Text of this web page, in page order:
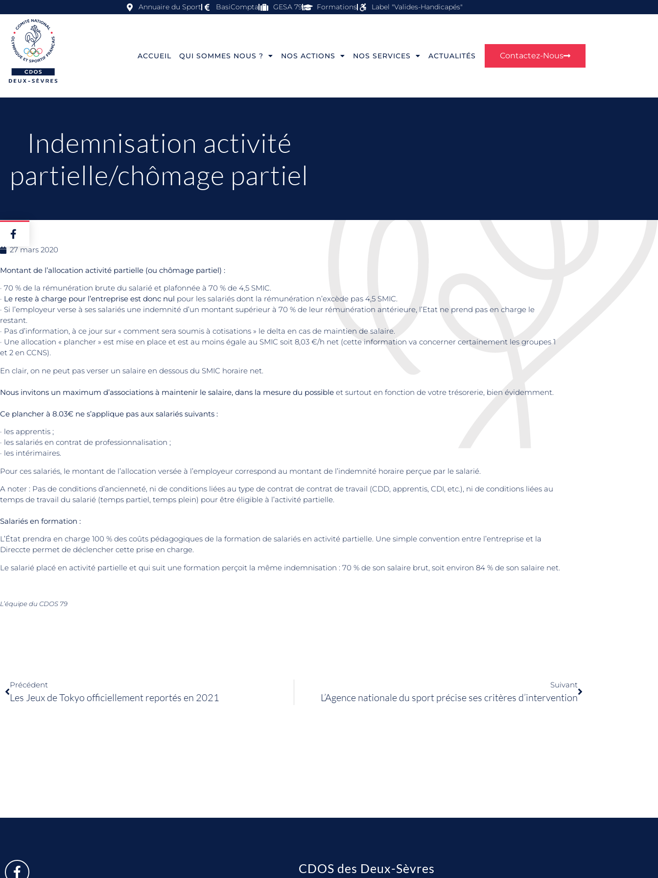
Annuaire du Sport BasiCompta GESA 79 Formations Label "Valides-Handicapés"
ACCUEIL QUI SOMMES NOUS ? NOS ACTIONS NOS SERVICES ACTUALITÉS Contactez-Nous
Indemnisation activité
partielle/chômage partiel
27 mars 2020
Montant de l’allocation activité partielle (ou chômage partiel) :
· 70 % de la rémunération brute du salarié et plafonnée à 70 % de 4,5 SMIC.
· Le reste à charge pour l’entreprise est donc nul pour les salariés dont la rémunération n’excède pas 4,5 SMIC.
· Si l’employeur verse à ses salariés une indemnité d’un montant supérieur à 70 % de leur rémunération antérieure, l’Etat ne prend pas en charge le
restant.
· Pas d’information, à ce jour sur « comment sera soumis à cotisations » le delta en cas de maintien de salaire.
· Une allocation « plancher » est mise en place et est au moins égale au SMIC soit 8,03 €/h net (cette information va concerner certainement les groupes 1
et 2 en CCNS).
En clair, on ne peut pas verser un salaire en dessous du SMIC horaire net.
Nous invitons un maximum d’associations à maintenir le salaire, dans la mesure du possible et surtout en fonction de votre trésorerie, bien évidemment.
Ce plancher à 8.03€ ne s’applique pas aux salariés suivants :
· les apprentis ;
· les salariés en contrat de professionnalisation ;
· les intérimaires.
Pour ces salariés, le montant de l’allocation versée à l’employeur correspond au montant de l’indemnité horaire perçue par le salarié.
A noter : Pas de conditions d’ancienneté, ni de conditions liées au type de contrat de contrat de travail (CDD, apprentis, CDI, etc.), ni de conditions liées au
temps de travail du salarié (temps partiel, temps plein) pour être éligible à l’activité partielle.
Salariés en formation :
L’État prendra en charge 100 % des coûts pédagogiques de la formation de salariés en activité partielle. Une simple convention entre l’entreprise et la
Direccte permet de déclencher cette prise en charge.
Le salarié placé en activité partielle et qui suit une formation perçoit la même indemnisation : 70 % de son salaire brut, soit environ 84 % de son salaire net.
L’équipe du CDOS 79
Précédent
Les Jeux de Tokyo officiellement reportés en 2021
Suivant
L’Agence nationale du sport précise ses critères d’intervention
CDOS des Deux-Sèvres